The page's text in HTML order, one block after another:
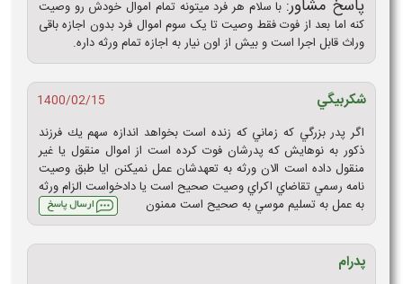
پاسخ مشاور: با سلام هر فرد میتونه تمام اموال خودش رو وصیت
کنه اما بعد از فوت فقط وصیت تا یک سوم اموال فرد بدون اجازه باقی
وراث قابل اجرا است و بیش از اون نیار به اجازه تمام ورثه داره.
شكربيگي
1400/02/15
اگر پدر بزرگي كه زماني كه زنده است بخواهد اندازه سهم يك فرزند
ذكور به نوهايش كه پدرشان فوت كرده است از اموال منقول يا غير
منقول داده است الان ورثه به تعهدشان عمل نميكنن ايا طبق وصيت
نامه رسمي تقاضاي اكراي وصيت صحيح است يا دادخواست الزام ورثه
به عمل به تسليم موسي به صحيح است ممنون
پدرام